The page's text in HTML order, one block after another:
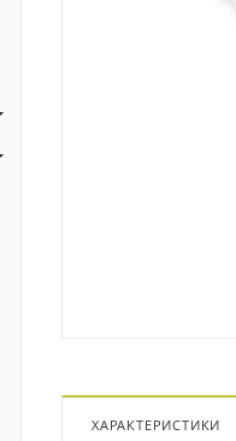
ХАРАКТЕРИСТИКИ